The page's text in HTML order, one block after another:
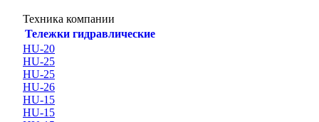
Техника компании
Тележки гидравлические
HU-20
HU-25
HU-25
HU-26
HU-15
HU-15